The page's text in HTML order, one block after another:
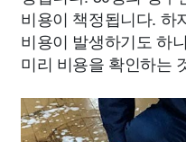
비용이 책정됩니다. 하
비용이 발생하기도 하
미리 비용을 확인하는